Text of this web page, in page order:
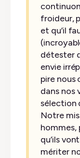
froideur,
et qu’il
détester
envie
pire nous
dans nos
sélection
Notre
hommes,
qu’ils
mériter